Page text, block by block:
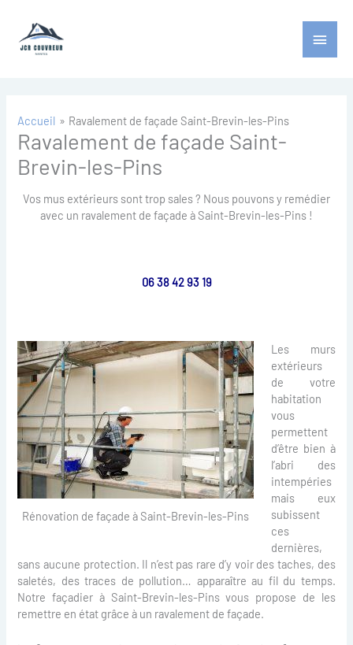
contenu
Menu
Accueil Ravalement de façade Saint-Brevin-les-Pins
Ravalement de façade Saint-
Brevin-les-Pins
Vos mus extérieurs sont trop sales ? Nous pouvons y remédier
avec un ravalement de façade à Saint-Brevin-les-Pins !
06 38 42 93 19
Rénovation de façade à Saint-Brevin-les-Pins
Les murs
extérieurs
de votre
habitation
vous
permettent
d’être bien à
l’abri des
intempéries
mais eux
subissent
ces
dernières,
sans aucune protection. Il n’est pas rare d’y voir des taches, des
saletés, des traces de pollution… apparaître au fil du temps.
Notre façadier à Saint-Brevin-les-Pins vous propose de les
remettre en état grâce à un ravalement de façade.